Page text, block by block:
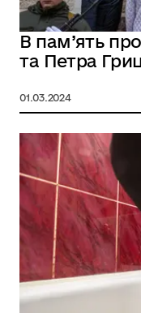
В пам’ять
та Петра
01.03.2024